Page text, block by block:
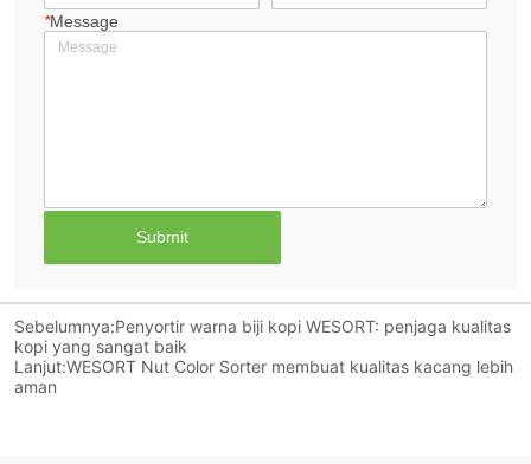
*Message
Submit
Sebelumnya:Penyortir warna biji kopi WESORT: penjaga kualitas
kopi yang sangat baik
Lanjut:WESORT Nut Color Sorter membuat kualitas kacang lebih
aman